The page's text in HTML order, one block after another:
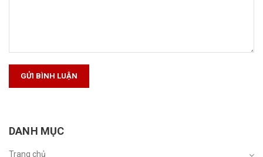
GỬI BÌNH LUẬN
DANH MỤC
Trang chủ